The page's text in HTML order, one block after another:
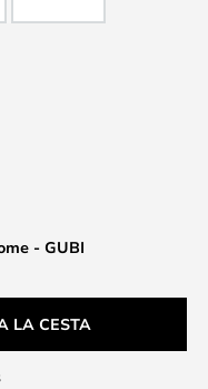
- GUBI
LA CESTA